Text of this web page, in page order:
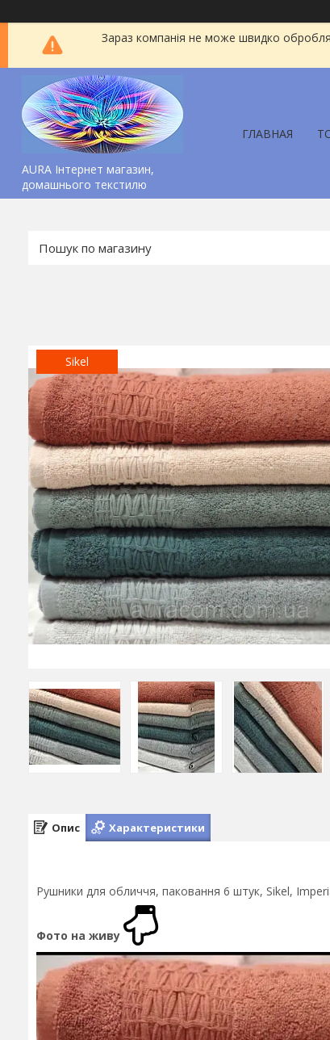
Зараз компанія не може швидко
AURA Інтернет магазин,
домашнього текстилю
ГЛАВНАЯ
Sikel
Опис Характеристики
Рушники для обличчя, паковання 6 штук, Sikel,
Фото на живу